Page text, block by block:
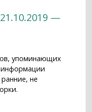
—
упоминающих
не